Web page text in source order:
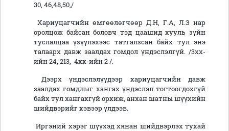
30, 46,48,50,/
Хариуцагчийн өмгөөлөгчөөр Д.Н, Г.А, Л.З нар
оролцож байсан боловч тэд цаашид хууль зүйн
туслалцаа үзүүлэхээс татгалзсан байх тул энэ
талаарх давж заалдах гомдол үндэслэлгүй. /3хх-
ийн 24, 213, 4хх-ийн 2 /.
Дээрх үндэслэлүүдээр хариуцагчийн давж
заалдах гомдлыг хангах үндэслэл тогтоогдохгүй
байх тул хангахгүй орхиж, анхан шатны шүүхийн
шийдвэрийг хэвээр үлдээв.
Иргэний хэрэг шүүхэд хянан шийдвэрлэх тухай